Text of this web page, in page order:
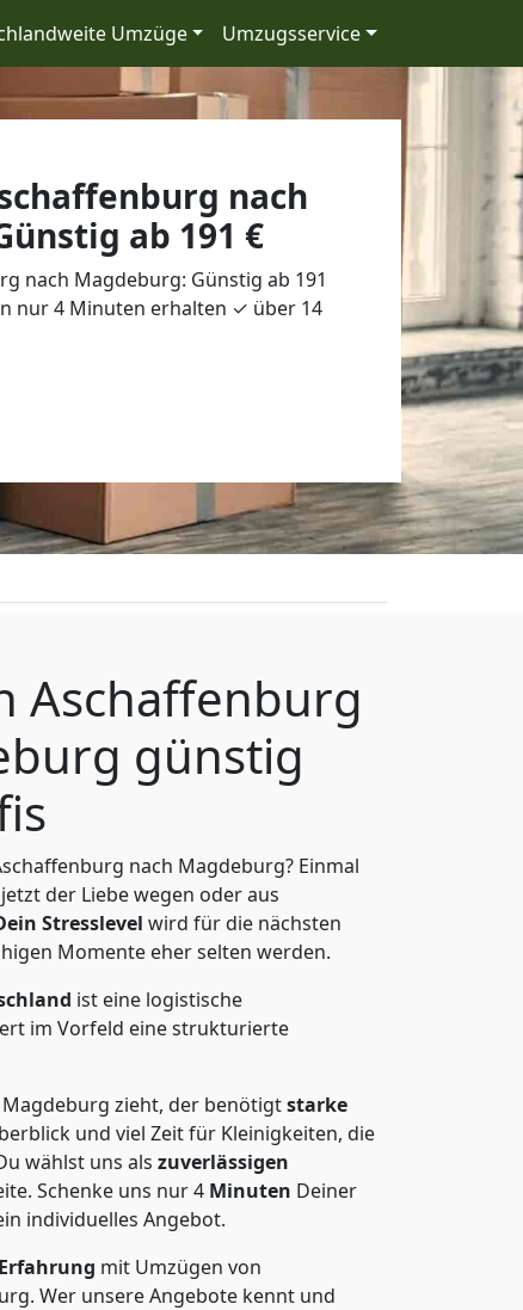
Umzüge Umzugsservice
nach
ab 191 €
nach Magdeburg: Günstig ab 191
nur 4 Minuten erhalten ✓ über 14
Aschaffenburg
günstig
nach Magdeburg? Einmal
der Liebe wegen oder aus
Stresslevel wird für die nächsten
Momente eher selten werden.
ist eine logistische
im Vorfeld eine strukturierte
zieht, der benötigtstarke
und viel Zeit für Kleinigkeiten, die
wählst uns als zuverlässigen
Schenke uns nur4 Minuten Deiner
individuelles Angebot.
mit Umzügen von
Wer unsere Angebote kennt und